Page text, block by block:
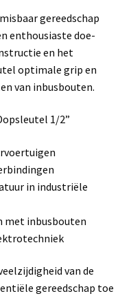
gereedschap
enthousiaste doe-
en het
optimale grip en
van inbusbouten.
1/2”
in industriële
met inbusbouten
van de
gereedschap toe